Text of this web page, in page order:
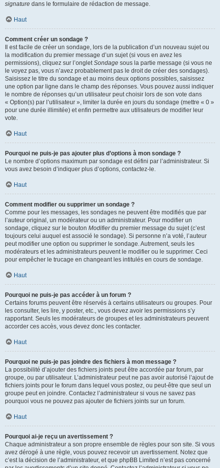
signature dans le formulaire de rédaction de message.
Haut
Comment créer un sondage ?
Il est facile de créer un sondage, lors de la publication d’un nouveau sujet ou
la modification du premier message d’un sujet (si vous en avez les
permissions), cliquez sur l’ongletSondage sous la partie message (si vous ne
le voyez pas, vous n’avez probablement pas le droit de créer des sondages).
Saisissez le titre du sondage et au moins deux options possibles, saisissez
une option par ligne dans le champ des réponses. Vous pouvez aussi indiquer
le nombre de réponses qu’un utilisateur peut choisir lors de son vote dans
« Option(s) par l’utilisateur », limiter la durée en jours du sondage (mettre « 0 »
pour une durée illimitée) et enfin permettre aux utilisateurs de modifier leur
vote.
Haut
Pourquoi ne puis-je pas ajouter plus d’options à mon sondage ?
Le nombre d’options maximum par sondage est défini par l’administrateur. Si
vous avez besoin d’indiquer plus d’options, contactez-le.
Haut
Comment modifier ou supprimer un sondage ?
Comme pour les messages, les sondages ne peuvent être modifiés que par
l’auteur original, un modérateur ou un administrateur. Pour modifier un
sondage, cliquez sur le bouton Modifierdu premier message du sujet (c’est
toujours celui auquel est associé le sondage). Si personne n’a voté, l’auteur
peut modifier une option ou supprimer le sondage. Autrement, seuls les
modérateurs et les administrateurs peuvent le modifier ou le supprimer. Ceci
pour empêcher le trucage en changeant les intitulés en cours de sondage.
Haut
Pourquoi ne puis-je pas accéder à un forum ?
Certains forums peuvent être réservés à certains utilisateurs ou groupes. Pour
les consulter, les lire, y poster, etc., vous devez avoir les permissions s’y
rapportant. Seuls les modérateurs de groupes et les administrateurs peuvent
accorder ces accès, vous devez donc les contacter.
Haut
Pourquoi ne puis-je pas joindre des fichiers à mon message ?
La possibilité d’ajouter des fichiers joints peut être accordée par forum, par
groupe, ou par utilisateur. L’administrateur peut ne pas avoir autorisé l’ajout de
fichiers joints pour le forum dans lequel vous postez, ou peut-être que seul un
groupe peut en joindre. Contactez l’administrateur si vous ne savez pas
pourquoi vous ne pouvez pas ajouter de fichiers joints sur un forum.
Haut
Pourquoi ai-je reçu un avertissement ?
Chaque administrateur a son propre ensemble de règles pour son site. Si vous
avez dérogé à une règle, vous pouvez recevoir un avertissement. Notez que
c’est la décision de l’administrateur, et que phpBB Limited n’est pas concerné